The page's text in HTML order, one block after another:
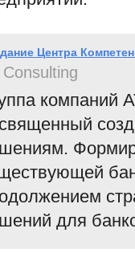
Центра
Consulting
компаний
для